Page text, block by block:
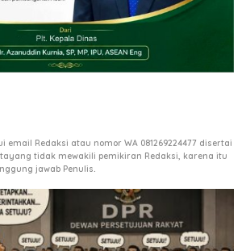
email Redaksi atau nomor WA 081269224477 disertai
tidak mewakili pemikiran Redaksi, karena itu
jawab Penulis.